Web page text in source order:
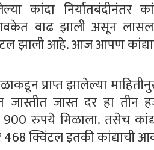
कांदा निर्यातबंदीनंतर
आवकेत वाढ झाली असून
झाली आहे. आज आपण
प्राप्त झालेल्या
जास्तीत जास्त दर हा तीन
900 रुपये मिळाला. तसेच
468 क्विंटल इतकी कांद्याची